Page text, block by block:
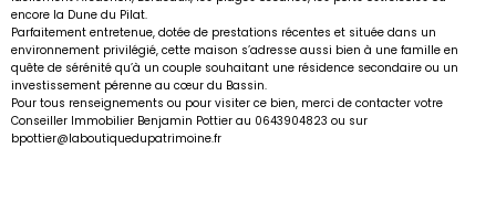
encore la Dune du Pilat.
Parfaitement entretenue, dotée de prestations récentes et située dans un
environnement privilégié, cette maison s’adresse aussi bien à une famille en
quête de sérénité qu’à un couple souhaitant une résidence secondaire ou un
investissement pérenne au cœur du Bassin.
Pour tous renseignements ou pour visiter ce bien, merci de contacter votre
Conseiller Immobilier Benjamin Pottier au 0643904823 ou sur
bpottier@laboutiquedupatrimoine.fr